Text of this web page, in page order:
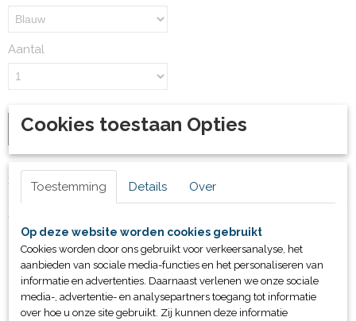
Aantal
IN WINKELWAGEN
Specificaties
19995
Bruto gewicht
2,10 Kg
Zwemplank Spookje
gemaakt van PE schuim
Beschikbaar in de kleuren± rood & blauw
Afmetingen: 70x45x3cm
Cookies toestaan Opties
Toestemming Details Over
Op deze website worden cookies gebruikt
Cookies worden door ons gebruikt voor verkeersanalyse, het
aanbieden van sociale media-functies en het personaliseren van
informatie en advertenties. Daarnaast verlenen we onze sociale
media-, advertentie- en analysepartners toegang tot informatie
over hoe u onze site gebruikt. Zij kunnen deze informatie